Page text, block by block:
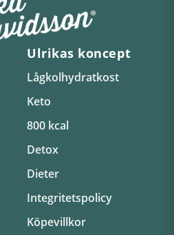
Ulrikas koncept
Lågkolhydratkost
Keto
800 kcal
Detox
Dieter
Integritetspolicy
Köpevillkor